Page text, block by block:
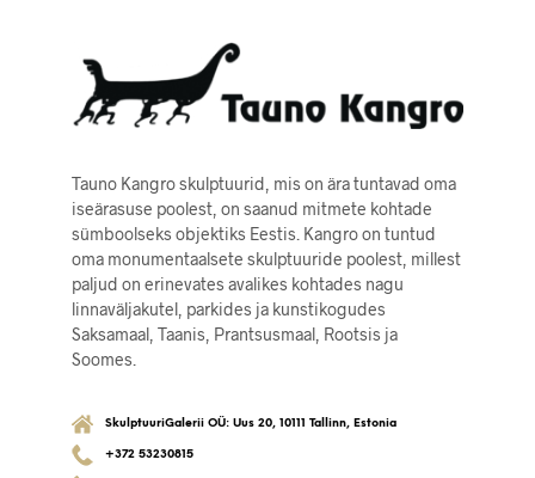
Tauno Kangro skulptuurid, mis on ära tuntavad oma
iseärasuse poolest, on saanud mitmete kohtade
sümboolseks objektiks Eestis. Kangro on tuntud
oma monumentaalsete skulptuuride poolest, millest
paljud on erinevates avalikes kohtades nagu
linnaväljakutel, parkides ja kunstikogudes
Saksamaal, Taanis, Prantsusmaal, Rootsis ja
Soomes.
SkulptuuriGalerii OÜ: Uus 20, 10111 Tallinn, Estonia
+372 53230815